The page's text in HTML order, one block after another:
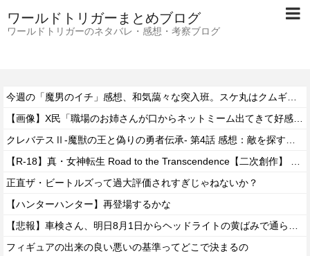
ワールドトリガーまとめブログ
ワールドトリガーのネタバレ・感想・考察ブログ
正直ザ・ビートルズって過大評価されすぎじゃねないか？
【ハンターハンター】再登場するかな
フィギュアの出来の良い悪いの基準ってどこで決まるの